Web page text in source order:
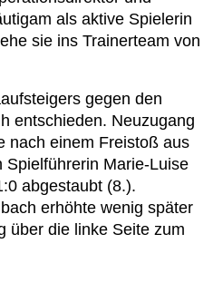
als aktive Spielerin
sie ins Trainerteam von
gegen den
entschieden. Neuzugang
nach einem Freistoß aus
Spielführerin Marie-Luise
abgestaubt (8.).
erhöhte wenig später
über die linke Seite zum